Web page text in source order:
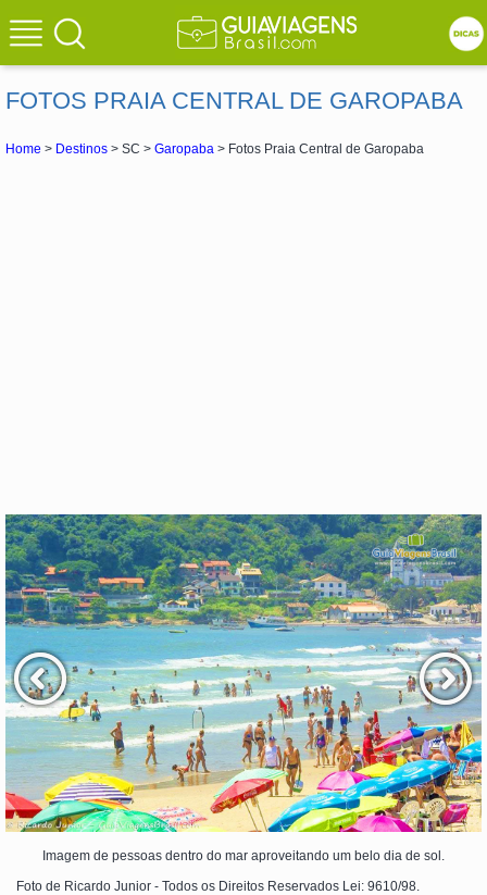
FOTOS PRAIA CENTRAL DE GAROPABA
Home > Destinos > SC > Garopaba > Fotos Praia Central de Garopaba
Imagem de pessoas dentro do mar aproveitando um belo dia de sol.
Foto de Ricardo Junior - Todos os Direitos Reservados Lei: 9610/98.